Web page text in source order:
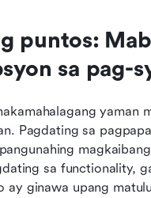
puntos:
sa pag-
yaman
Pagdating sa
sa functionality,
ay ginawa upang